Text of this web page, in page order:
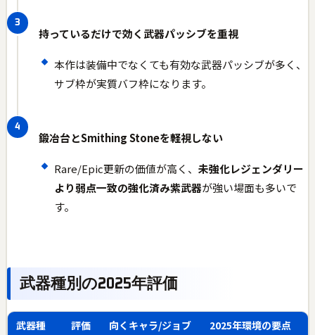
持っているだけで効く武器パッシブを重視
本作は装備中でなくても有効な武器パッシブが多く、
サブ枠が実質バフ枠になります。
鍛冶台とSmithing Stoneを軽視しない
Rare/Epic更新の価値が高く、未強化レジェンダリー
より弱点一致の強化済み紫武器が強い場面も多いで
す。
武器種別の2025年評価
武器種 評価 向くキャラ/ジョブ
2025年環境の要点